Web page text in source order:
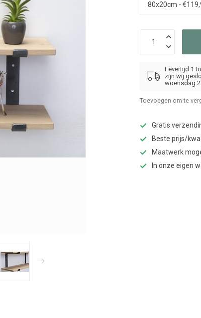
Levertijd 1
zijn wij
woensdag
Toevoegen om te
Gratis
Beste prijs/
Maatwerk
In onze eigen